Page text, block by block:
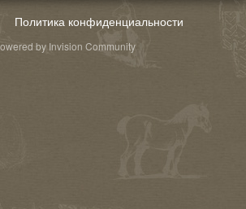
Политика конфиденциальности
by Invision Community